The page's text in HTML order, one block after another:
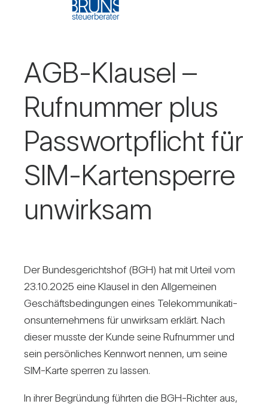
AGB-Klausel –
Ruf­nummer plus
Pass­wort­pflicht für
SIM-Kar­ten­sperre
unwirksam
Der Bun­des­ge­richtshof (BGH) hat mit Urteil vom
23.10.2025 eine Klausel in den All­ge­meinen
Geschäfts­be­din­gungen eines Tele­kom­mu­ni­ka­ti­
ons­un­ter­neh­mens für unwirksam erklärt. Nach
dieser musste der Kunde seine Ruf­nummer und
sein per­sön­li­ches Kenn­wort nennen, um seine
SIM-Karte sperren zu lassen.
In ihrer Begrün­dung führten die BGH-Richter aus,